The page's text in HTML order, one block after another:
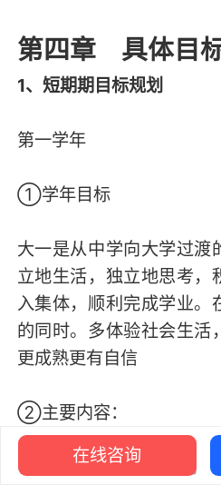
第四章 具体目
1、短期期目标规划
第一学年
①学年目标
大一是从中学向大学过渡
立地生活，独立地思考，
入集体，顺利完成学业。
的同时。多体验社会生活
更成熟更有自信
②主要内容：
（1）积极参与各项活动
在线咨询